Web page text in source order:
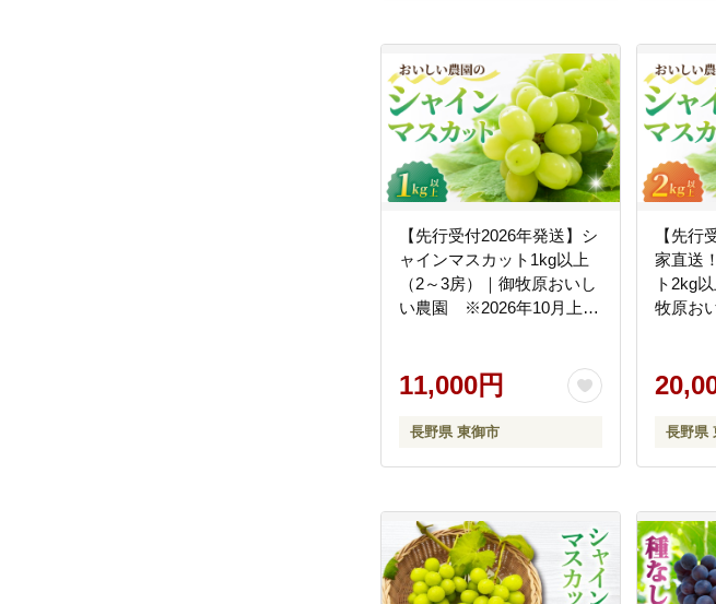
【先行受付2026年発送】シ
ャインマスカット1kg以上
（2～3房）｜御牧原おいし
い農園 ※2026年10月上旬
11,000円
長野県 東御市
【先行
家直送
ト2kg
牧原お
長野県